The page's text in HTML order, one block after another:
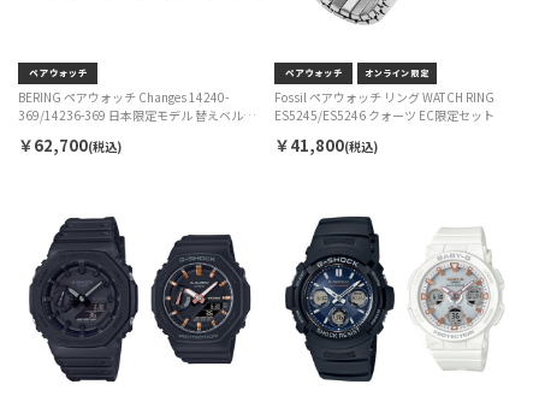
BERING ペアウォッチ Changes 14240-
369/14236-369 日本限定モデル 替えベルト
￥62,700(税込)
Fossil ペアウォッチ リング WATCH RING
ES5245/ES5246 クォーツ EC限定セット
￥41,800(税込)